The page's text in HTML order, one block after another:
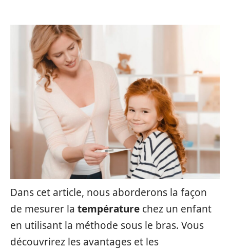
Dans cet article, nous aborderons la façon
de mesurer la température chez un enfant
en utilisant la méthode sous le bras. Vous
découvrirez les avantages et les